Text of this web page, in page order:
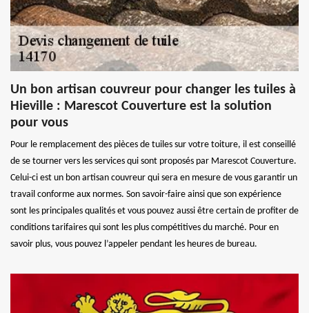
Un bon artisan couvreur pour changer les tuiles à
Hieville : Marescot Couverture est la solution
pour vous
Pour le remplacement des pièces de tuiles sur votre toiture, il est conseillé
de se tourner vers les services qui sont proposés par Marescot Couverture.
Celui-ci est un bon artisan couvreur qui sera en mesure de vous garantir un
travail conforme aux normes. Son savoir-faire ainsi que son expérience
sont les principales qualités et vous pouvez aussi être certain de profiter de
conditions tarifaires qui sont les plus compétitives du marché. Pour en
savoir plus, vous pouvez l’appeler pendant les heures de bureau.